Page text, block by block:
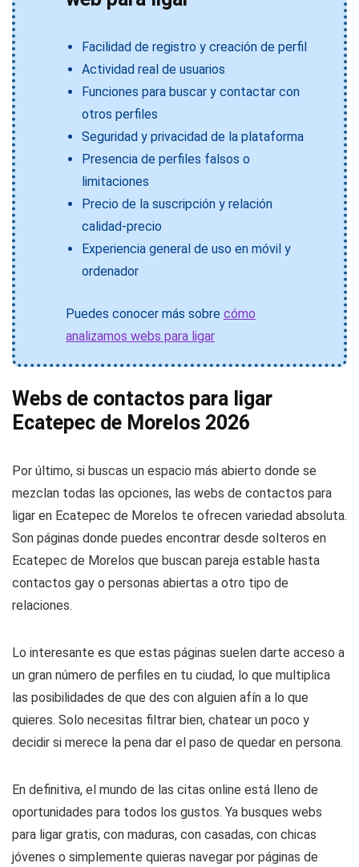
Facilidad de registro y creación de perfil
Actividad real de usuarios
Funciones para buscar y contactar con
otros perfiles
Seguridad y privacidad de la plataforma
Presencia de perfiles falsos o
limitaciones
Precio de la suscripción y relación
calidad-precio
Experiencia general de uso en móvil y
ordenador
Puedes conocer más sobre cómo
analizamos webs para ligar
Webs de contactos para ligar
Ecatepec de Morelos 2026
Por último, si buscas un espacio más abierto donde se
mezclan todas las opciones, las webs de contactos para
ligar en Ecatepec de Morelos te ofrecen variedad absoluta.
Son páginas donde puedes encontrar desde solteros en
Ecatepec de Morelos que buscan pareja estable hasta
contactos gay o personas abiertas a otro tipo de
relaciones.
Lo interesante es que estas páginas suelen darte acceso a
un gran número de perfiles en tu ciudad, lo que multiplica
las posibilidades de que des con alguien afín a lo que
quieres. Solo necesitas filtrar bien, chatear un poco y
decidir si merece la pena dar el paso de quedar en persona.
En definitiva, el mundo de las citas online está lleno de
oportunidades para todos los gustos. Ya busques webs
para ligar gratis, con maduras, con casadas, con chicas
jóvenes o simplemente quieras navegar por páginas de